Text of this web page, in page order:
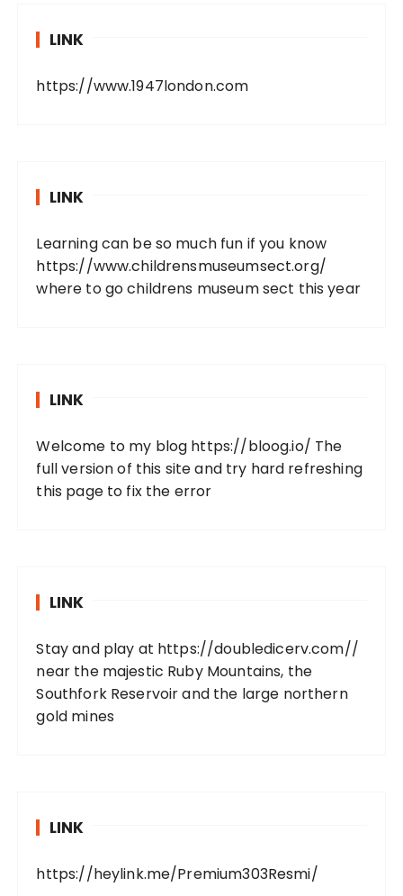
LINK
https://www.1947london.com
LINK
Learning can be so much fun if you know
https://www.childrensmuseumsect.org/
where to go childrens museum sect this year
LINK
Welcome to my blog https://bloog.io/ The
full version of this site and try hard refreshing
this page to fix the error
LINK
Stay and play at https://doubledicerv.com//
near the majestic Ruby Mountains, the
Southfork Reservoir and the large northern
gold mines
LINK
https://heylink.me/Premium303Resmi/